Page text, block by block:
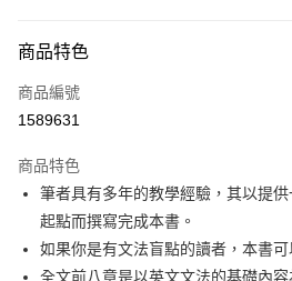
信用卡一次付款
LINE Pay
街口支付
悠遊付
ATM付款
商品特色
商品編號
1589631
商品特色
筆者具有多年的教學經驗，其以提
起點而撰寫完成本書。
如果你是有文法盲點的讀者，本書
全文前八章是以英文文法的基礎內